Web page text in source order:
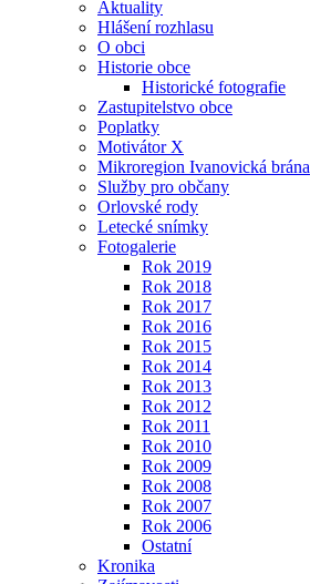
Aktuality
Hlášení rozhlasu
O obci
Historie obce
Historické fotografie
Zastupitelstvo obce
Poplatky
Motivátor X
Mikroregion Ivanovická brána
Služby pro občany
Orlovské rody
Letecké snímky
Fotogalerie
Rok 2019
Rok 2018
Rok 2017
Rok 2016
Rok 2015
Rok 2014
Rok 2013
Rok 2012
Rok 2011
Rok 2010
Rok 2009
Rok 2008
Rok 2007
Rok 2006
Ostatní
Kronika